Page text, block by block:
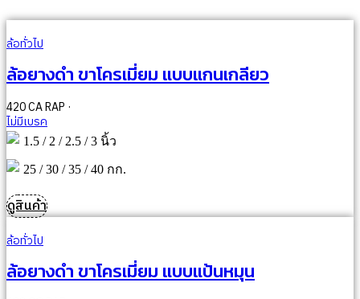
ล้อทั่วไป
ล้อยางดำ ขาโครเมี่ยม แบบแกนเกลียว
420 CA RAP ·
ไม่มีเบรค
1.5 / 2 / 2.5 / 3 นิ้ว
25 / 30 / 35 / 40 กก.
ดูสินค้า
ล้อทั่วไป
ล้อยางดำ ขาโครเมี่ยม แบบแป้นหมุน